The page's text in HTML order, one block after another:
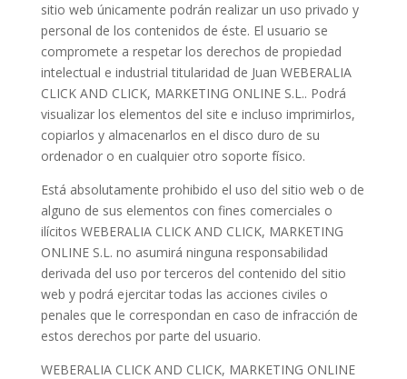
sitio web únicamente podrán realizar un uso privado y
personal de los contenidos de éste. El usuario se
compromete a respetar los derechos de propiedad
intelectual e industrial titularidad de Juan WEBERALIA
CLICK AND CLICK, MARKETING ONLINE S.L.. Podrá
visualizar los elementos del site e incluso imprimirlos,
copiarlos y almacenarlos en el disco duro de su
ordenador o en cualquier otro soporte físico.
Está absolutamente prohibido el uso del sitio web o de
alguno de sus elementos con fines comerciales o
ilícitos WEBERALIA CLICK AND CLICK, MARKETING
ONLINE S.L. no asumirá ninguna responsabilidad
derivada del uso por terceros del contenido del sitio
web y podrá ejercitar todas las acciones civiles o
penales que le correspondan en caso de infracción de
estos derechos por parte del usuario.
WEBERALIA CLICK AND CLICK, MARKETING ONLINE